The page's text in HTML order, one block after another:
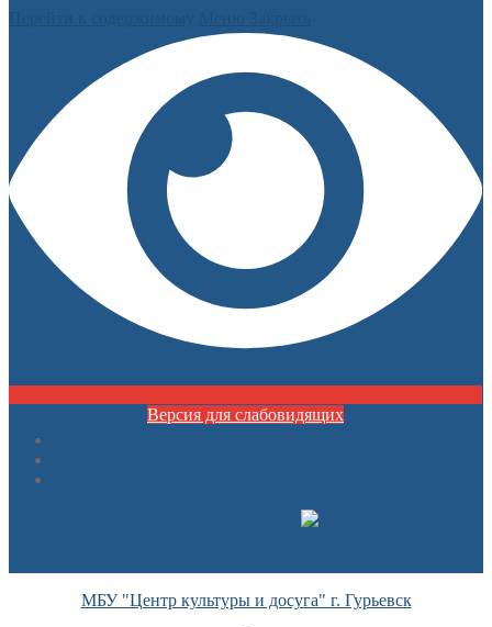
Версия для слабовидящих
МБУ "Центр культуры и досуга" г. Гурьевск